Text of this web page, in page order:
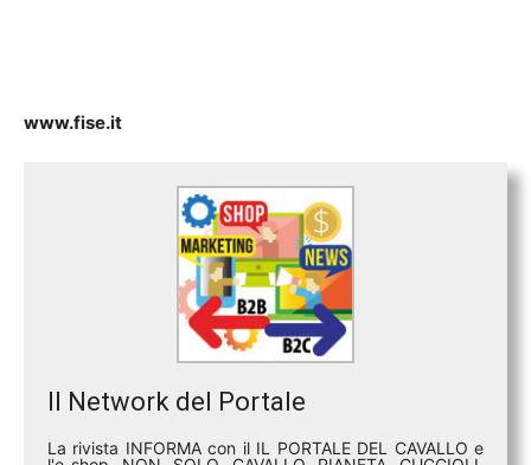
www.fise.it
Il Network del Portale
La rivista INFORMA con il IL PORTALE DEL CAVALLO e